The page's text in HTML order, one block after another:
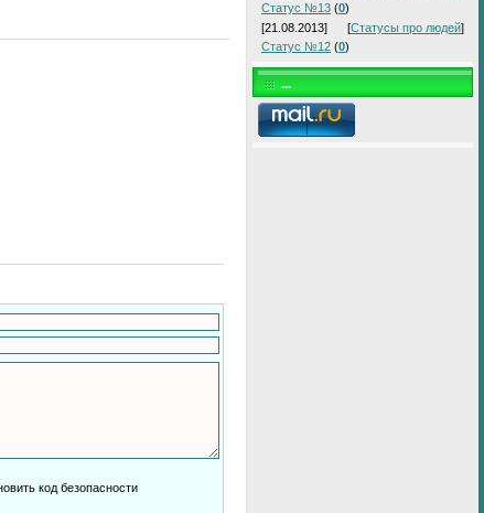
Статус №13 (0)
[21.08.2013]
[Статусы про людей]
Статус №12 (0)
...